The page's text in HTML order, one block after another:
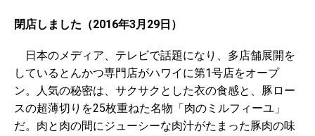
閉店しました（2016年3月29日）
日本のメディア、テレビで話題になり、多店舗展開を
しているとんかつ専門店がハワイに第1号店をオープ
ン。人気の秘密は、サクサクとした衣の食感と、豚ロー
スの超薄切りを25枚重ねた名物「肉のミルフィーユ」
だ。肉と肉の間にジューシーな肉汁がたまった豚肉の味